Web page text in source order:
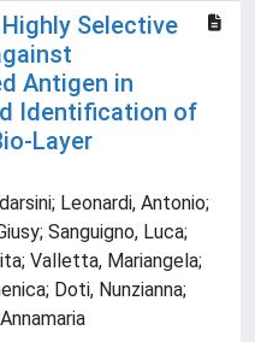
Selective
Antigen in
Identification of
Layer
Leonardi, Antonio;
Sanguigno, Luca;
Valletta, Mariangela;
Doti, Nunzianna;